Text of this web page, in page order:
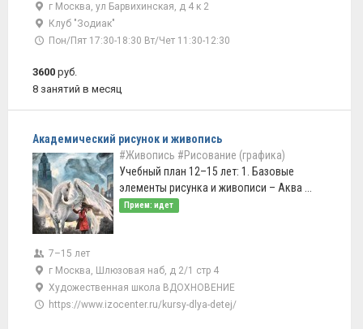
г Москва, ул Барвихинская, д 4 к 2
Клуб "Зодиак"
Пон/Пят 17:30-18:30 Вт/Чет 11:30-12:30
3600 руб.
8 занятий в месяц
Академический рисунок и живопись
#Живопись #Рисование (графика)
Учебный план 12–15 лет: 1. Базовые
элементы рисунка и живописи – Аква ...
Прием: идет
7–15 лет
г Москва, Шлюзовая наб, д 2/1 стр 4
Художественная школа ВДОХНОВЕНИЕ
https://www.izocenter.ru/kursy-dlya-detej/